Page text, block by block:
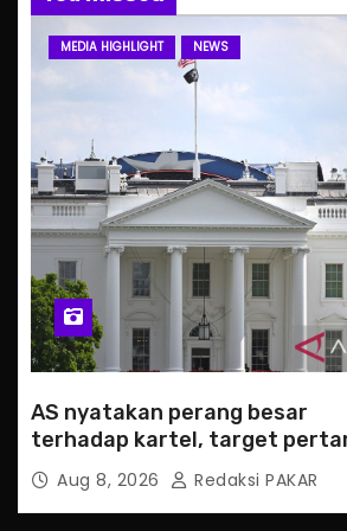
MEDIA HIGHLIGHT NEWS
AS nyatakan perang besar
terhadap kartel, target
CJNGAug 8, 2026 Redaksi PAKAR